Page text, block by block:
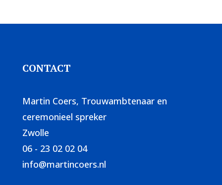
CONTACT
Martin Coers, Trouwambtenaar en
ceremonieel spreker
Zwolle
06 - 23 02 02 04
info@martincoers.nl